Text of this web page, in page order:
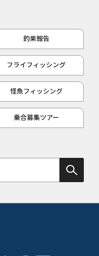
釣果報告
フライフィッシング
怪魚フィッシング
乗合募集ツアー